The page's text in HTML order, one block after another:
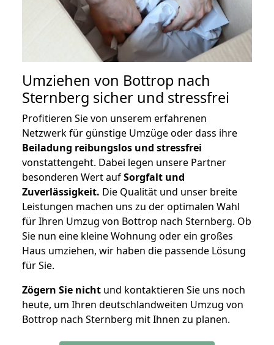
Umziehen von Bottrop nach
Sternberg sicher und stressfrei
Profitieren Sie von unserem erfahrenen
Netzwerk für günstige Umzüge oder dass ihre
Beiladung reibungslos und stressfrei
vonstattengeht. Dabei legen unsere Partner
besonderen Wert aufSorgfalt und
Zuverlässigkeit. Die Qualität und unser breite
Leistungen machen uns zu der optimalen Wahl
für Ihren Umzug von Bottrop nach Sternberg. Ob
Sie nun eine kleine Wohnung oder ein großes
Haus umziehen, wir haben die passende Lösung
für Sie.
Zögern Sie nicht und kontaktieren Sie uns noch
heute, um Ihren deutschlandweiten Umzug von
Bottrop nach Sternberg mit Ihnen zu planen.